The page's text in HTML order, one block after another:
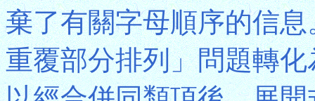
棄了有關字母順序的信
重覆部分排列」問題轉